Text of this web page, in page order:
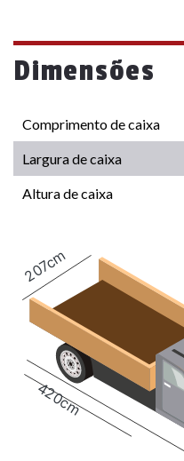
Dimensões
Comprimento de caixa
Largura de caixa
Altura de caixa
207cm
420cm